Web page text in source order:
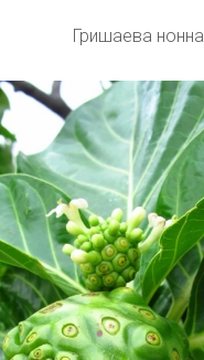
Гришаева нонна